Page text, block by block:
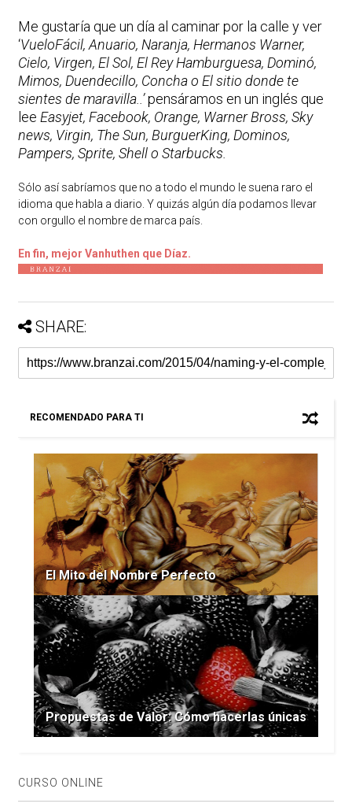
Me gustaría que un día al caminar por la calle y ver
‘VueloFácil, Anuario, Naranja, Hermanos Warner,
Cielo, Virgen, El Sol, El Rey Hamburguesa, Dominó,
Mimos, Duendecillo, Concha o El sitio donde te
sientes de maravilla..’pensáramos en un inglés que
lee Easyjet, Facebook, Orange, Warner Bross, Sky
news, Virgin, The Sun, BurguerKing, Dominos,
Pampers, Sprite, Shell o Starbucks.
Sólo así sabríamos que no a todo el mundo le suena raro el
idioma que habla a diario. Y quizás algún día podamos llevar
con orgullo el nombre de marca país.
En fin, mejor Vanhuthen que Díaz.
SHARE:
RECOMENDADO PARA TI
El Mito del Nombre Perfecto
Propuestas de Valor: Cómo hacerlas únicas
CURSO ONLINE